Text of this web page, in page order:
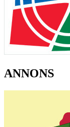
ANNONS